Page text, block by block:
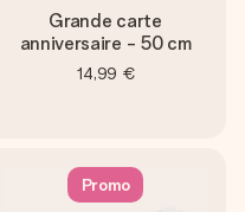
Grande carte
anniversaire - 50 cm
14,99 €
Promo